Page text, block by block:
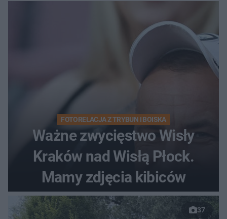
FOTORELACJA Z TRYBUN I BOISKA
Ważne zwycięstwo Wisły
Kraków nad Wisłą Płock.
Mamy zdjęcia kibiców
37